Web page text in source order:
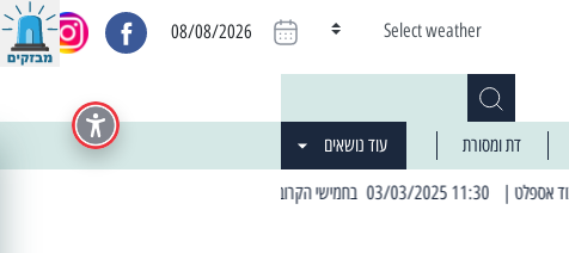
Select weather
08/08/2026
דת ומסורת עוד נושאים